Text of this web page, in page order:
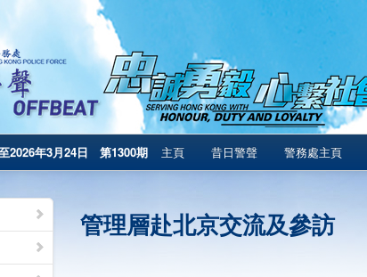
2026年3月24日 第1300期 主頁 昔日警聲 警務處主頁
管理層赴北京交流及參訪